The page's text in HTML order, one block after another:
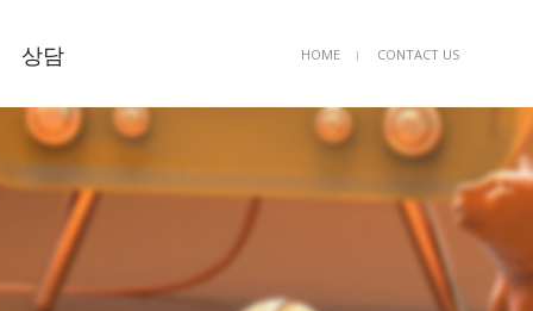
HOME ㅣ CONTACT US
상담
상담예약
묻고답하기